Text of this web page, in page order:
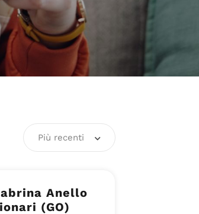
Più recenti
Anello
(GO)